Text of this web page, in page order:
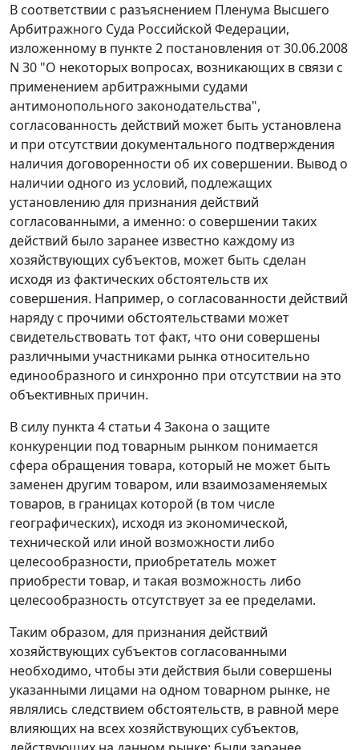
В соответствии с разъяснением Пленума Высшего
Арбитражного Суда Российской Федерации,
изложенному в пункте 2 постановления от 30.06.2008
N 30 "О некоторых вопросах, возникающих в связи с
применением арбитражными судами
антимонопольного законодательства",
согласованность действий может быть установлена
и при отсутствии документального подтверждения
наличия договоренности об их совершении. Вывод о
наличии одного из условий, подлежащих
установлению для признания действий
согласованными, а именно: о совершении таких
действий было заранее известно каждому из
хозяйствующих субъектов, может быть сделан
исходя из фактических обстоятельств их
совершения. Например, о согласованности действий
наряду с прочими обстоятельствами может
свидетельствовать тот факт, что они совершены
различными участниками рынка относительно
единообразного и синхронно при отсутствии на это
объективных причин.
В силу пункта 4 статьи 4Закона о защите
конкуренции под товарным рынком понимается
сфера обращения товара, который не может быть
заменен другим товаром, или взаимозаменяемых
товаров, в границах которой (в том числе
географических), исходя из экономической,
технической или иной возможности либо
целесообразности, приобретатель может
приобрести товар, и такая возможность либо
целесообразность отсутствует за ее пределами.
Таким образом, для признания действий
хозяйствующих субъектов согласованными
необходимо, чтобы эти действия были совершены
указанными лицами на одном товарном рынке, не
являлись следствием обстоятельств, в равной мере
влияющих на всех хозяйствующих субъектов,